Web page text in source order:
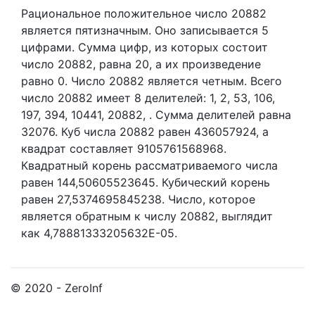
Рациональное положительное число 20882
является пятизначным. Оно записывается 5
цифрами. Сумма цифр, из которых состоит
число 20882, равна 20, а их произведение
равно 0. Число 20882 является четным. Всего
число 20882 имеет 8 делителей: 1, 2, 53, 106,
197, 394, 10441, 20882, . Сумма делителей равна
32076. Куб числа 20882 равен 436057924, а
квадрат составляет 9105761568968.
Квадратный корень рассматриваемого числа
равен 144,50605523645. Кубический корень
равен 27,5374695845238. Число, которое
является обратным к числу 20882, выглядит
как 4,78881333205632E-05.
© 2020 - ZeroInf